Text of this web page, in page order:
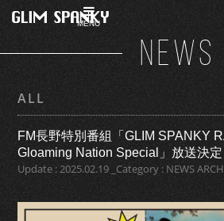
MENU
NEWS
ALL
FM長野特別番組「GLIM SPANKY
Gloaming Nation Special」放送決定
Update : 2025.02.19 _Category : NEWS